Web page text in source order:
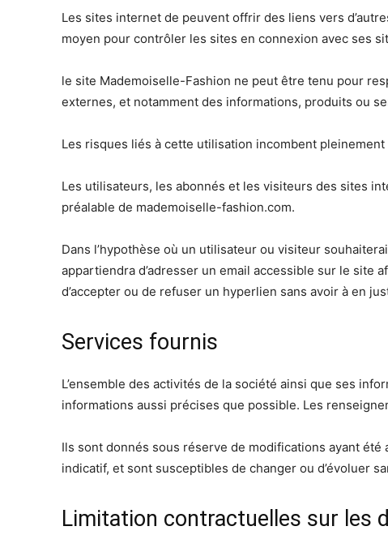
Les sites internet de peuvent offrir des liens vers
moyen pour contrôler les sites en connexion avec ses
le site Mademoiselle-Fashion ne peut être tenu pour
externes, et notamment des informations, produits ou
Les risques liés à cette utilisation incombent
Les utilisateurs, les abonnés et les visiteurs des sites
préalable de mademoiselle-fashion.com.
Dans l’hypothèse où un utilisateur ou visiteur
appartiendra d’adresser un email accessible sur le site
d’accepter ou de refuser un hyperlien sans avoir à en
Services fournis
L’ensemble des activités de la société ainsi que ses
informations aussi précises que possible. Les
Ils sont donnés sous réserve de modifications ayant
indicatif, et sont susceptibles de changer ou d’évoluer
Limitation contractuelles sur les